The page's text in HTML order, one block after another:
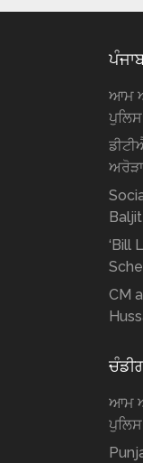
ਆਮ
‘Bill
CM
ਆਮ